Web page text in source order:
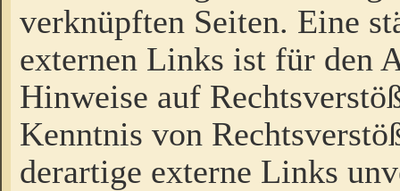
verknüpften Seiten. Eine
externen Links ist für den
Hinweise auf
Kenntnis von
derartige externe Links